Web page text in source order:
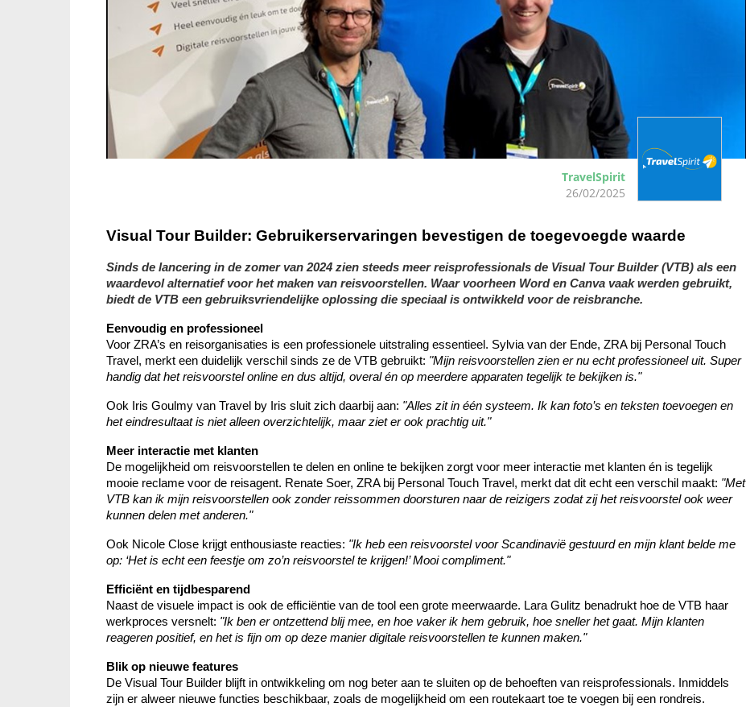
TravelSpirit
26/02/2025
Visual Tour Builder: Gebruikerservaringen bevestigen de toegevoegde waarde
Sinds de lancering in de zomer van 2024 zien steeds meer reisprofessionals de Visual Tour Builder (VTB) als een
waardevol alternatief voor het maken van reisvoorstellen. Waar voorheen Word en Canva vaak werden gebruikt,
Eenvoudig en professioneel
Voor ZRA’s en reisorganisaties is een professionele uitstraling essentieel. Sylvia van der Ende, ZRA bij Personal Touch
Travel, merkt een duidelijk verschil sinds ze de VTB gebruikt: "Mijn reisvoorstellen zien er nu echt professioneel uit. Super
handig dat het reisvoorstel online en dus altijd, overal én op meerdere apparaten tegelijk te bekijken is."
Ook Iris Goulmy van Travel by Iris sluit zich daarbij aan: "Alles zit in één systeem. Ik kan foto’s en teksten toevoegen en
het eindresultaat is niet alleen overzichtelijk, maar ziet er ook prachtig uit."
Meer interactie met klanten
De mogelijkheid om reisvoorstellen te delen en online te bekijken zorgt voor meer interactie met klanten én is tegelijk
mooie reclame voor de reisagent. Renate Soer, ZRA bij Personal Touch Travel, merkt dat dit echt een verschil maakt: "Met
VTB kan ik mijn reisvoorstellen ook zonder reissommen doorsturen naar de reizigers zodat zij het reisvoorstel ook weer
kunnen delen met anderen."
Ook Nicole Close krijgt enthousiaste reacties: "Ik heb een reisvoorstel voor Scandinavië gestuurd en mijn klant belde me
op: ‘Het is echt een feestje om zo’n reisvoorstel te krijgen!’ Mooi compliment."
Efficiënt en tijdbesparend
Naast de visuele impact is ook de efficiëntie van de tool een grote meerwaarde. Lara Gulitz benadrukt hoe de VTB haar
werkproces versnelt: "Ik ben er ontzettend blij mee, en hoe vaker ik hem gebruik, hoe sneller het gaat. Mijn klanten
reageren positief, en het is fijn om op deze manier digitale reisvoorstellen te kunnen maken."
Blik op nieuwe features
De Visual Tour Builder blijft in ontwikkeling om nog beter aan te sluiten op de behoeften van reisprofessionals. Inmiddels
zijn er alweer nieuwe functies beschikbaar, zoals de mogelijkheid om een routekaart toe te voegen bij een rondreis.